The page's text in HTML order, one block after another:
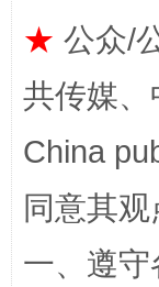
★ 公众/
共传媒
China
同意其
一、遵